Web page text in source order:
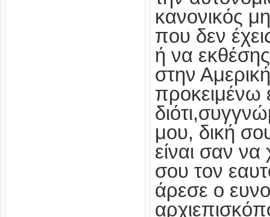
κανονικός
που δεν
ή να
στην
προκειμένω
μου, δική
είναι σαν να
σου τον
άρεσε ο